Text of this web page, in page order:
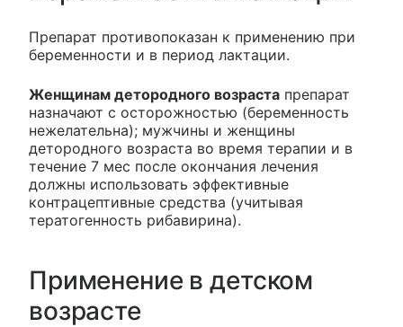
Препарат противопоказан к применению при
беременности и в период лактации.
Женщинам детородного возраста препарат
назначают с осторожностью (беременность
нежелательна); мужчины и женщины
детородного возраста во время терапии и в
течение 7 мес после окончания лечения
должны использовать эффективные
контрацептивные средства (учитывая
тератогенность рибавирина).
Применение в детском
возрасте